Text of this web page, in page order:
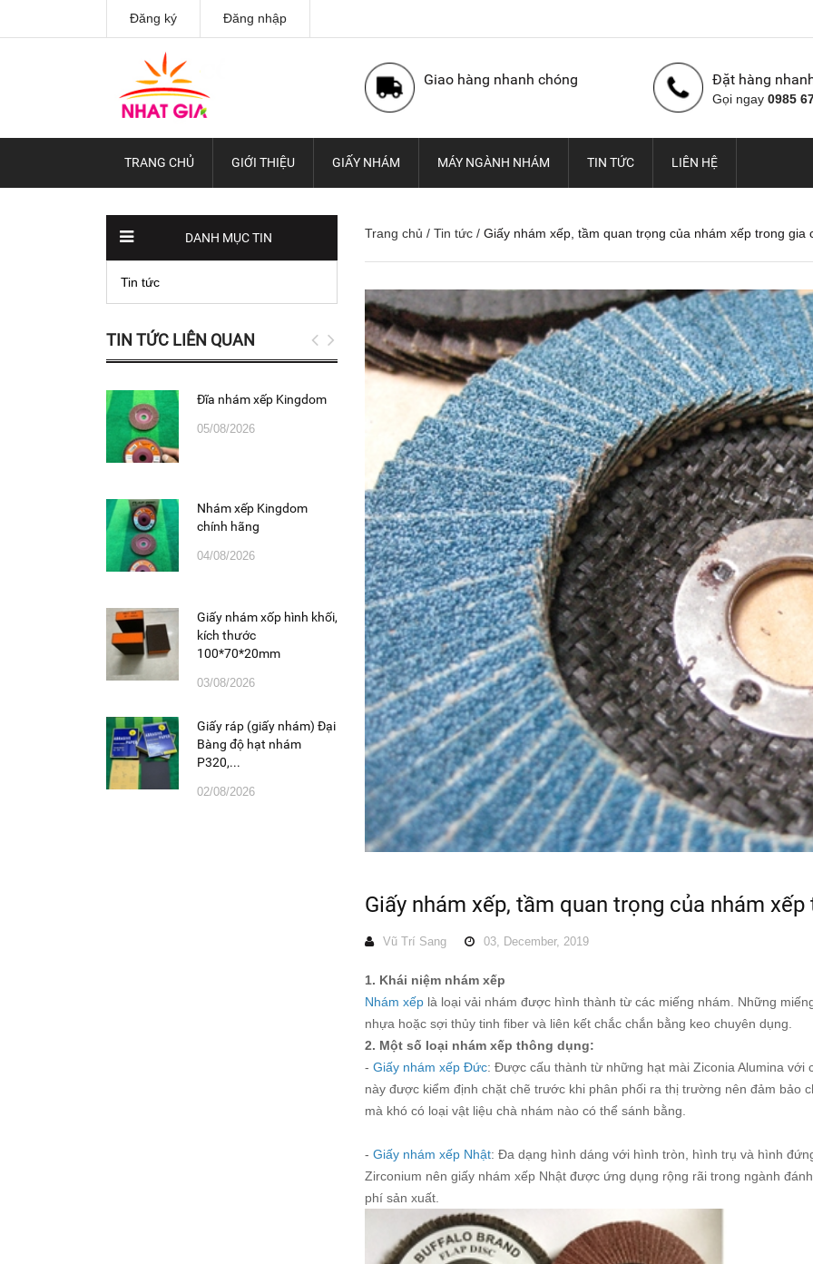
Đăng ký Đăng nhập
Giao hàng nhanh chóng Đặt hàng
Gọi ngay 0985
TRANG CHỦ GIỚI THIỆU GIẤY NHÁM MÁY NGÀNH NHÁM TIN TỨC LIÊN HỆ
Trang chủ / Tin tức / Giấy nhám xếp, tầm quan trọng của nhám xếp trong gia
Giấy nhám xếp, tầm quan trọng của nhám
Vũ Trí Sang 03, December, 2019
1. Khái niệm nhám xếp
Nhám xếp là loại vải nhám được hình thành từ các miếng nhám. Những
nhựa hoặc sợi thủy tinh fiber và liên kết chắc chắn bằng keo chuyên dụng.
2. Một số loại nhám xếp thông dụng:
- Giấy nhám xếp Đức: Được cấu thành từ những hạt mài Ziconia Alumina
này được kiểm định chặt chẽ trước khi phân phối ra thị trường nên đảm bảo
mà khó có loại vật liệu chà nhám nào có thể sánh bằng.
- Giấy nhám xếp Nhật: Đa dạng hình dáng với hình tròn, hình trụ và hình
Zirconium nên giấy nhám xếp Nhật được ứng dụng rộng rãi trong ngành
phí sản xuất.
DANH MỤC TIN
Tin tức
TIN TỨC LIÊN QUAN
Đĩa nhám xếp Kingdom
05/08/2026
Nhám xếp Kingdom
chính hãng
04/08/2026
Giấy nhám xốp hình khối,
kích thước
100*70*20mm
03/08/2026
Giấy ráp (giấy nhám) Đại
Bàng độ hạt nhám
P320,...
02/08/2026
Nhám cuộn con Ó Hàn
Quốc (Hawk), Kích thước
100...
01/08/2026
Nhám trụ carem
20x10x3mm
31/07/2026
Giấy nhám P320
(Cw320) Đại Bàng, kích
thước 230...
30/07/2026
Vải ráp con Ó Hawk,
nhập khẩu Hàn Quốc
29/07/2026
Vải nhám cuộn con Ó,
hiệu Hawk, nhập khẩu
Hàn Quốc
28/07/2026
Vải nhám tờ con Ó, độ
nhám AA80, kích thước
tờ A4
27/07/2026
Nhám xốp hạ cam, độ
nhám P120, kích thước
75mmx...
25/07/2026
Nhám xốp dạng tấm to
P1000, kích thước
530mm x ...
23/07/2026